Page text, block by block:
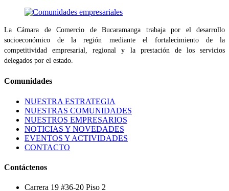
La Cámara de Comercio de Bucaramanga trabaja por el desarrollo
socioeconómico de la región mediante el fortalecimiento de la
competitividad empresarial, regional y la prestación de los servicios
delegados por el estado.
Comunidades
NUESTRA ESTRATEGIA
NUESTRAS COMUNIDADES
NUESTROS EMPRESARIOS
NOTICIAS Y NOVEDADES
EVENTOS Y ACTIVIDADES
CONTACTO
Contáctenos
Carrera 19 #36-20 Piso 2